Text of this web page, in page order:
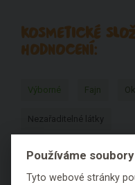
KOSMETICKÉ
HODNOCENÍ:
Výborné Fajn Ok
Nezařaditelné látky
Používáme
Tyto webové stránky